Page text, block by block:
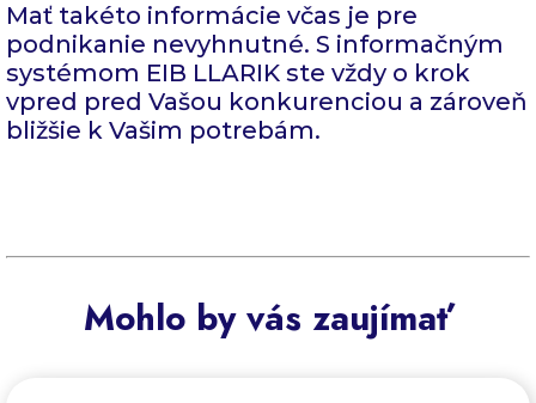
Mať takéto informácie včas je pre
podnikanie nevyhnutné. S informačným
systémom EIB LLARIK ste vždy o krok
vpred pred Vašou konkurenciou a zároveň
bližšie k Vašim potrebám.
Mohlo by vás zaujímať